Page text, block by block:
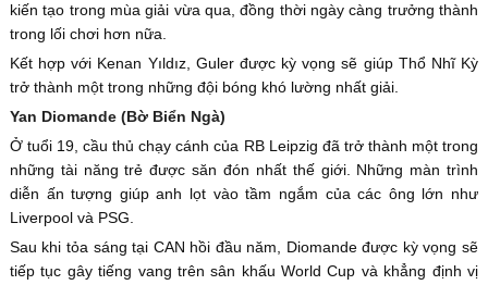
kiến tạo trong mùa giải vừa qua, đồng thời ngày càng trưởng thành
trong lối chơi hơn nữa.
Kết hợp với Kenan Yıldız, Guler được kỳ vọng sẽ giúp Thổ Nhĩ Kỳ
trở thành một trong những đội bóng khó lường nhất giải.
Yan Diomande (Bờ Biển Ngà)
Ở tuổi 19, cầu thủ chạy cánh của RB Leipzig đã trở thành một trong
những tài năng trẻ được săn đón nhất thế giới. Những màn trình
diễn ấn tượng giúp anh lọt vào tầm ngắm của các ông lớn như
Liverpool và PSG.
Sau khi tỏa sáng tại CAN hồi đầu năm, Diomande được kỳ vọng sẽ
tiếp tục gây tiếng vang trên sân khấu World Cup và khẳng định vị